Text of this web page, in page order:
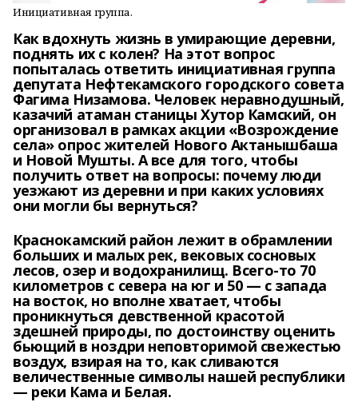
Инициативная группа.
Как вдохнуть жизнь в умирающие деревни,
поднять их с колен? На этот вопрос
попыталась ответить инициативная группа
депутата Нефтекамского городского совета
Фагима Низамова. Человек неравнодушный,
казачий атаман станицы Хутор Камский, он
организовал в рамках акции «Возрождение
села» опрос жителей Нового Актанышбаша
и Новой Мушты. А все для того, чтобы
получить ответ на вопросы: почему люди
уезжают из деревни и при каких условиях
они могли бы вернуться?
Краснокамский район лежит в обрамлении
больших и малых рек, вековых сосновых
лесов, озер и водохранилищ. Всего-то 70
километров с севера на юг и 50 — с запада
на восток, но вполне хватает, чтобы
проникнуться девственной красотой
здешней природы, по достоинству оценить
бьющий в ноздри неповторимой свежестью
воздух, взирая на то, как сливаются
величественные символы нашей республики
— реки Кама и Белая.